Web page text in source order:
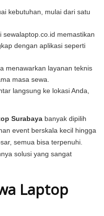
kebutuhan, mulai dari satu
sewalaptop.co.id memastikan
dengan aplikasi seperti
menawarkan layanan teknis
masa sewa.
langsung ke lokasi Anda,
Surabaya banyak dipilih
event berskala kecil hingga
semua bisa terpenuhi.
solusi yang sangat
Laptop